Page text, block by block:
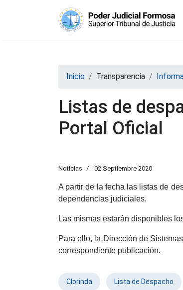
Inicio Transparencia
Listas de
Portal Oficial
Noticias 02 Septiembre 2020
A partir de la fecha las listas de
dependencias judiciales.
Las mismas estarán disponibles
Para ello, la Dirección de
correspondiente publicación.
Clorinda Lista de Despacho